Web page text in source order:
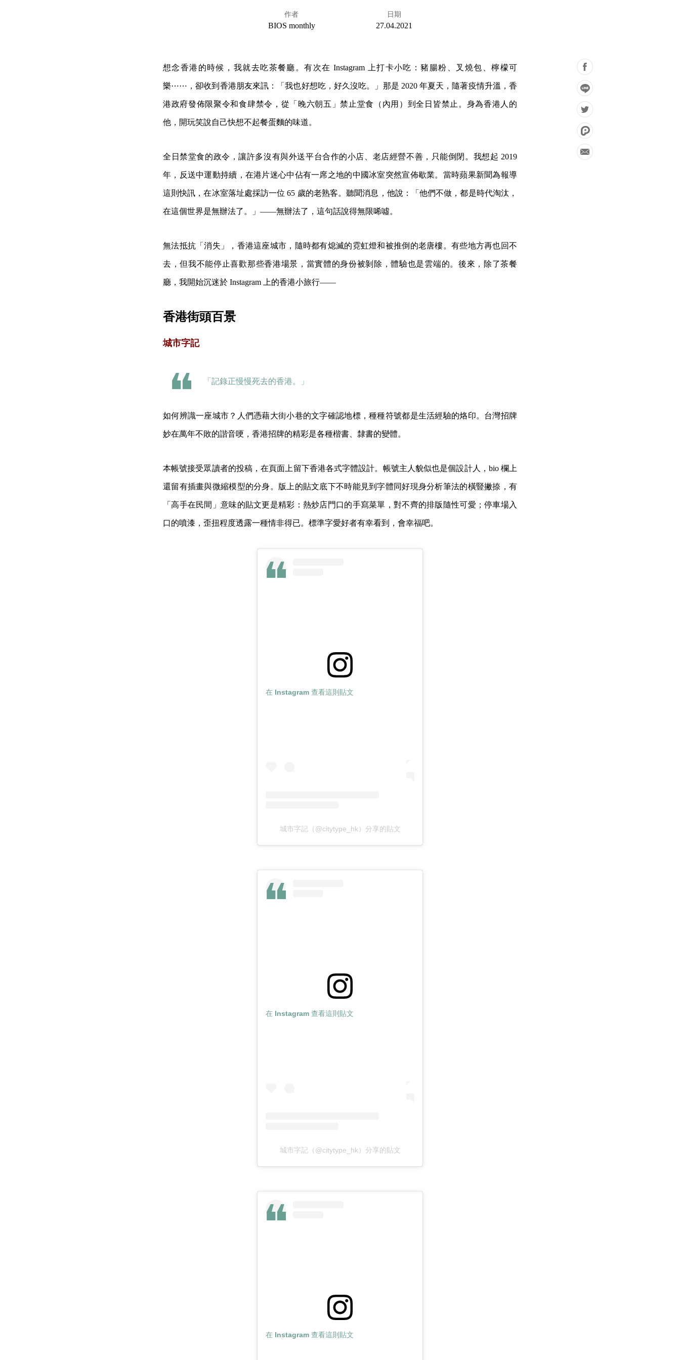
作者
BIOS monthly
日期
27.04.2021
想念香港的時候，我就去吃茶餐廳。有次在 Instagram 上打卡小吃：豬腸粉、叉燒包、檸檬可
樂⋯⋯，卻收到香港朋友來訊：「我也好想吃，好久沒吃。」那是 2020 年夏天，隨著疫情升溫，香
港政府發佈限聚令和食肆禁令，從「晚六朝五」禁止堂食（內用）到全日皆禁止。身為香港人的
他，開玩笑說自己快想不起餐蛋麵的味道。
全日禁堂食的政令，讓許多沒有與外送平台合作的小店、老店經營不善，只能倒閉。我想起 2019
年，反送中運動持續，在港片迷心中佔有一席之地的中國冰室突然宣佈歇業。當時蘋果新聞為報導
這則快訊，在冰室落址處採訪一位 65 歲的老熟客。聽聞消息，他說：「他們不做，都是時代淘汰，
在這個世界是無辦法了。」——無辦法了，這句話說得無限唏噓。
無法抵抗「消失」，香港這座城市，隨時都有熄滅的霓虹燈和被推倒的老唐樓。有些地方再也回不
去，但我不能停止喜歡那些香港場景，當實體的身份被剝除，體驗也是雲端的。後來，除了茶餐
廳，我開始沉迷於 Instagram 上的香港小旅行——
香港街頭百景
城市字記
「記錄正慢慢死去的香港。」
如何辨識一座城市？人們憑藉大街小巷的文字確認地標，種種符號都是生活經驗的烙印。台灣招牌
妙在萬年不敗的諧音哽，香港招牌的精彩是各種楷書、隸書的變體。
本帳號接受眾讀者的投稿，在頁面上留下香港各式字體設計。帳號主人貌似也是個設計人，bio 欄上
還留有插畫與微縮模型的分身。版上的貼文底下不時能見到字體同好現身分析筆法的橫豎撇捺，有
「高手在民間」意味的貼文更是精彩：熱炒店門口的手寫菜單，對不齊的排版隨性可愛；停車場入
口的噴漆，歪扭程度透露一種情非得已。標準字愛好者有幸看到，會幸福吧。
在 Instagram 查看這則貼文
城市字記（@citytype_hk）分享的貼文
在 Instagram 查看這則貼文
城市字記（@citytype_hk）分享的貼文
在 Instagram 查看這則貼文